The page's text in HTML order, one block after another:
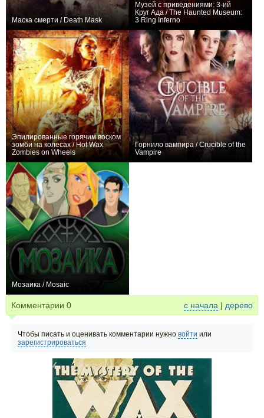
Маска смерти / Death Mask
Музей с приведениями: 3-ий
Круг Ада / The Haunted Museum:
3 Ring Inferno
Эпилированные горячим воском
зомби на колесах / Hot Wax
Zombies on Wheels
Горнило вампира / Crucible of the
Vampire
Мозаика / Mosaic
Комментарии 0 с начала | дерево
Чтобы писать и оценивать комментарии нужно войти или
зарегистрироваться